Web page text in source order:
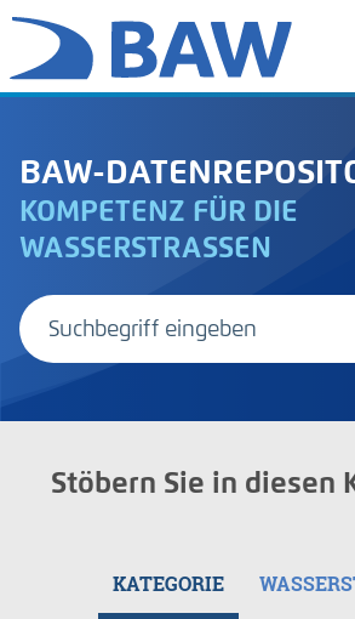
BAW-
KOMPETENZ FÜR DIE
WASSERSTRASSEN
Stöbern Sie in diesen
KATEGORIE